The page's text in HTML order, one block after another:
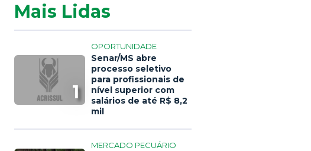
Mais Lidas
1
OPORTUNIDADE
Senar/MS abre
processo seletivo
para profissionais de
nível superior com
salários de até R$ 8,2
mil
MERCADO PECUÁRIO